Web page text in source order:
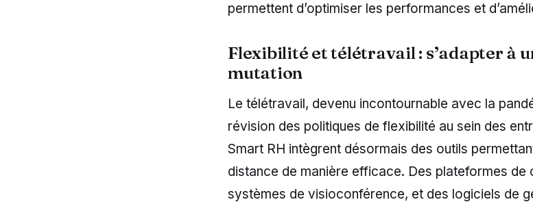
permettent d’optimiser les performances et
Flexibilité et télétravail : s’adapter à
mutation
Le télétravail, devenu incontournable avec la
révision des politiques de flexibilité au sein des
Smart RH intègrent désormais des outils
distance de manière efficace. Des plateformes de
systèmes de visioconférence, et des logiciels de